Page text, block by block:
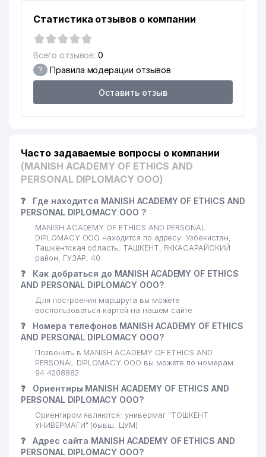
Статистика отзывов о компании
Всего отзывов: 0
? Правила модерации отзывов
Оставить отзыв
Часто задаваемые вопросы о компании
(MANISH ACADEMY OF ETHICS AND
PERSONAL DIPLOMACY ООО)
❓
Где находится MANISH ACADEMY OF ETHICS AND
PERSONAL DIPLOMACY ООО ?
MANISH ACADEMY OF ETHICS AND PERSONAL
DIPLOMACY ООО находится по адресу: Узбекистан,
Ташкентская область, ТАШКЕНТ, ЯККАСАРАЙСКИЙ
район, ГУЗАР, 40
❓
Как добраться до MANISH ACADEMY OF ETHICS
AND PERSONAL DIPLOMACY ООО?
Для построения маршрута вы можете
воспользоваться картой на нашем сайте
❓
Номера телефонов MANISH ACADEMY OF ETHICS
AND PERSONAL DIPLOMACY ООО?
Позвонить в MANISH ACADEMY OF ETHICS AND
PERSONAL DIPLOMACY ООО вы можете по номерам:
94 4208882
❓
Ориентиры MANISH ACADEMY OF ETHICS AND
PERSONAL DIPLOMACY ООО?
Ориентиром являются: универмаг "ТОШКЕНТ
УНИВЕРМАГИ" (бывш. ЦУМ)
❓
Адрес сайта MANISH ACADEMY OF ETHICS AND
PERSONAL DIPLOMACY ООО?